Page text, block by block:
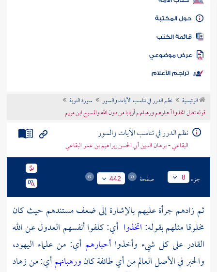
كتاب الأمة
المكتبة
الكتب
موضوعي
تراجم الأعلام
الرئيسية نظم الدرر في تناسب الآيات والسور
سورة التوبة
قوله تعالى اتخذوا أحبارهم ورهبانهم أربابا من دون الله والمسيح ابن مريم
نظم الدرر في تناسب الآيات والسور
البقاعي - برهان الدين أبي الحسن إبراهيم بن عمر البقاعي
جزء 8 صفحة 442
ثم زادهم جرأة عليهم بالإشارة إلى ضعف مستندهم حيث كان
مخلوقا مثلهم بقوله: اتخذوا أي: كلفوا أنفسهم العدول عن الله
القادر على كل شيء وأخذوا أحبارهم أي: من علماء اليهود،
والحبر في الأصل العالم من أي طائفة كانورهبانهمأي: من زهاد